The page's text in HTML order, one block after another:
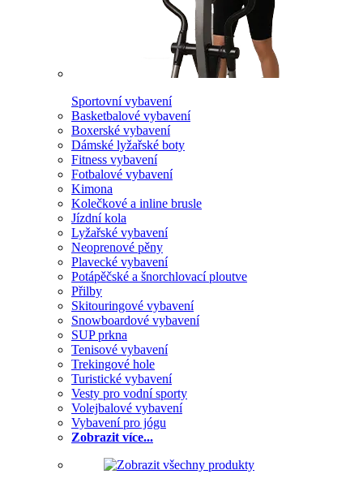
Sportovní vybavení
Basketbalové vybavení
Boxerské vybavení
Dámské lyžařské boty
Fitness vybavení
Fotbalové vybavení
Kimona
Kolečkové a inline brusle
Jízdní kola
Lyžařské vybavení
Neoprenové pěny
Plavecké vybavení
Potápěčské a šnorchlovací ploutve
Přilby
Skitouringové vybavení
Snowboardové vybavení
SUP prkna
Tenisové vybavení
Trekingové hole
Turistické vybavení
Vesty pro vodní sporty
Volejbalové vybavení
Vybavení pro jógu
Zobrazit více...